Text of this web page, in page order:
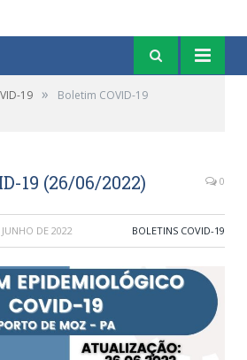
19 »
Boletim COVID-19
19 (26/06/2022) 0
DE 2022 BOLETINS COVID-19